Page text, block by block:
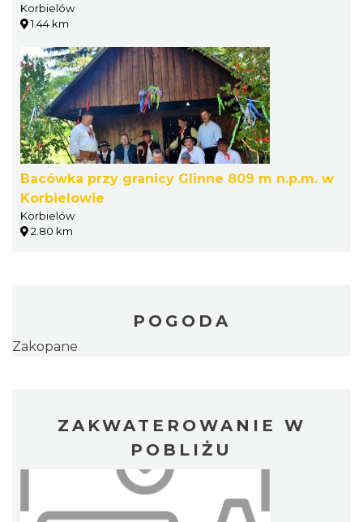
Korbielów
1.44 km
Bacówka przy granicy Glinne 809 m n.p.m. w
Korbielowie
Korbielów
2.80 km
POGODA
Zakopane
ZAKWATEROWANIE W
POBLIŻU